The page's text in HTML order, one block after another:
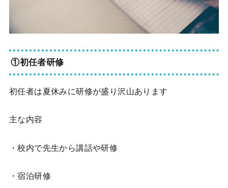
①初任者研修
初任者は夏休みに研修が盛り沢山あります
主な内容
・校内で先生から講話や研修
・宿泊研修